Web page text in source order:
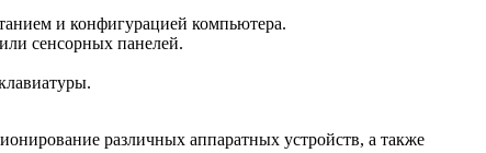
и конфигурацией компьютера.
сенсорных панелей.
различных аппаратных устройств, а также